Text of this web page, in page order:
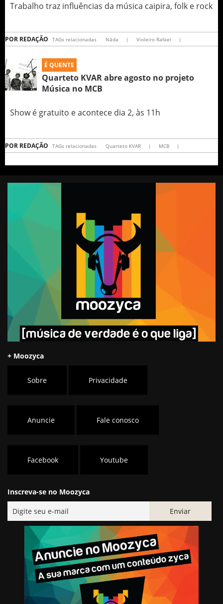
Trabalho traz influências da música caipira, folk e rock
POR REDAÇÃO TAGs relacionadas Nāda | Violeiro Rafael |
É QUENTE
Quarteto KVAR abre agosto no projeto
Música no MCB
Show é gratuito e acontece dia 2, às 11h
POR REDAÇÃO TAGs relacionadas Quarteto KVAR | MCB |
+ Moozyca
Sobre Privacidade
Anuncie Fale conosco
Facebook Youtube
Inscreva-se no Moozyca